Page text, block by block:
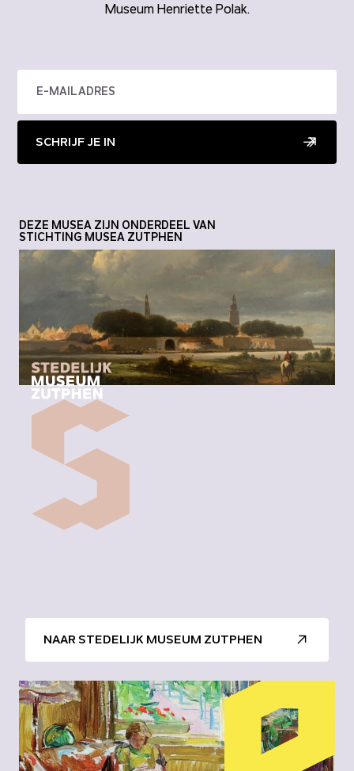
Museum Henriette Polak.
SCHRIJF JE IN
DEZE MUSEA ZIJN ONDERDEEL VAN
STICHTING MUSEA ZUTPHEN
NAAR STEDELIJK MUSEUM ZUTPHEN